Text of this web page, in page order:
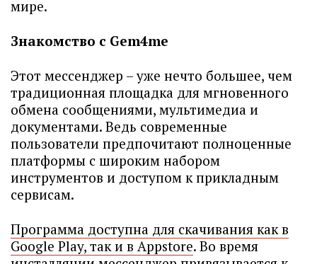
мире.
Знакомство с Gem4me
Этот мессенджер – уже нечто большее, чем
традиционная площадка для мгновенного
обмена сообщениями, мультимедиа и
документами. Ведь современные
пользователи предпочитают полноценные
платформы с широким набором
инструментов и доступом к прикладным
сервисам.
Программа доступна для скачивания как в
Google Play, так и в Appstore. Во время